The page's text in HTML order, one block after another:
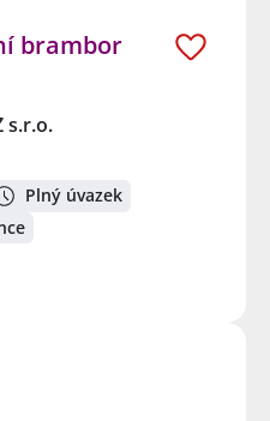
brambor
s.r.o.
Plný úvazek